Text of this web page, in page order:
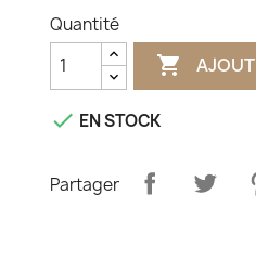
Quantité

 EN STOCK
Partager